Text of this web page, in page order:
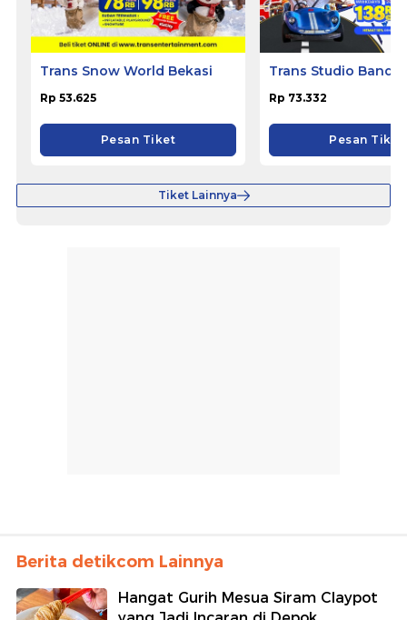
Trans Snow World Bekasi
Rp 53.625
Pesan Tiket
Trans Studio
Rp 73.332
Pesan Tiket
Tiket Lainnya
Berita detikcom Lainnya
Hangat Gurih Mesua Siram Claypot